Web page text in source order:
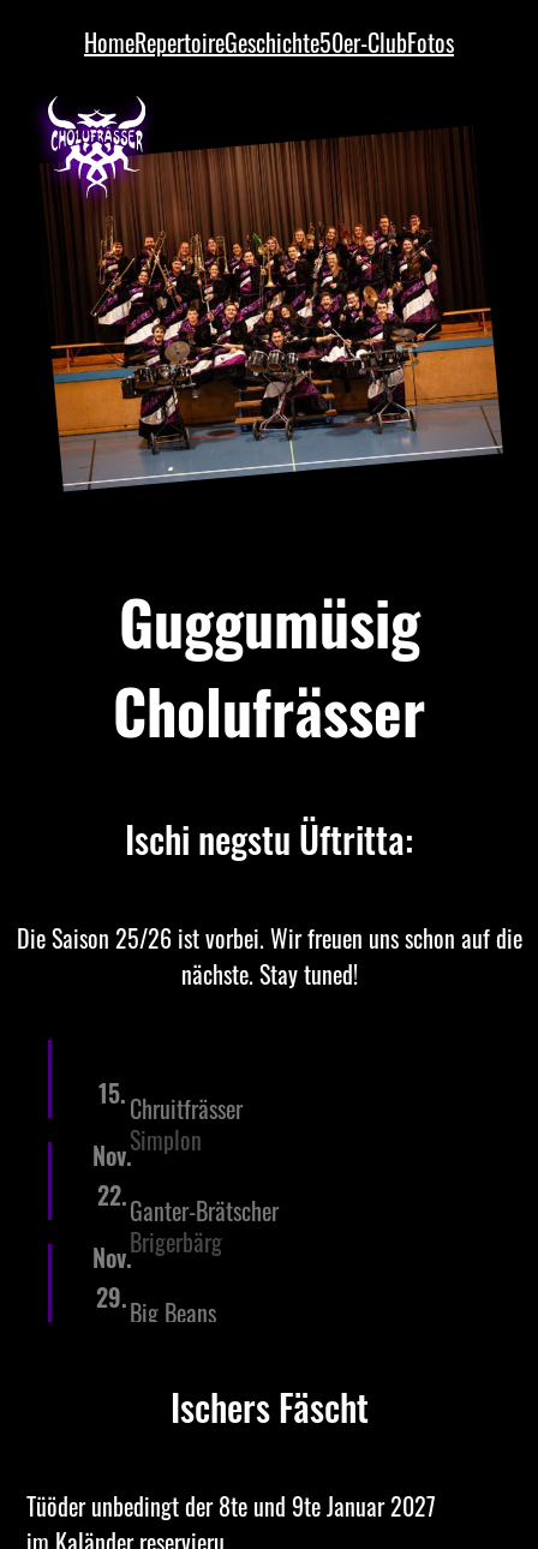
HomeRepertoireGeschichte50er-ClubFotos
Guggumüsig
Cholufrässer
Ischi negstu Üftritta:
Die Saison 25/26 ist vorbei. Wir freuen uns schon auf die
nächste. Stay tuned!
15.
Nov.
Chruitfrässer
Simplon
22.
Nov.
Ganter-Brätscher
Brigerbärg
29.Big Beans
Ischers Fäscht
Tüöder unbedingt der 8te und 9te Januar 2027
im Kaländer reservieru.